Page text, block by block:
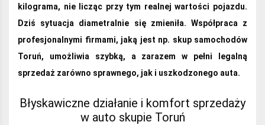
kilograma, nie licząc przy tym realnej wartości pojazdu.
Dziś sytuacja diametralnie się zmieniła. Współpraca z
profesjonalnymi firmami, jaką jest np. skup samochodów
Toruń, umożliwia szybką, a zarazem w pełni legalną
sprzedaż zarówno sprawnego, jak i uszkodzonego auta.
Błyskawiczne działanie i komfort sprzedaży
w auto skupie Toruń